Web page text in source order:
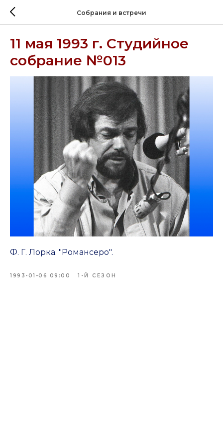
Собрания и встречи
11 мая 1993 г. Студийное
собрание №013
Ф. Г. Лорка. "Романсеро".
1993-01-06 09:00 1-Й СЕЗОН